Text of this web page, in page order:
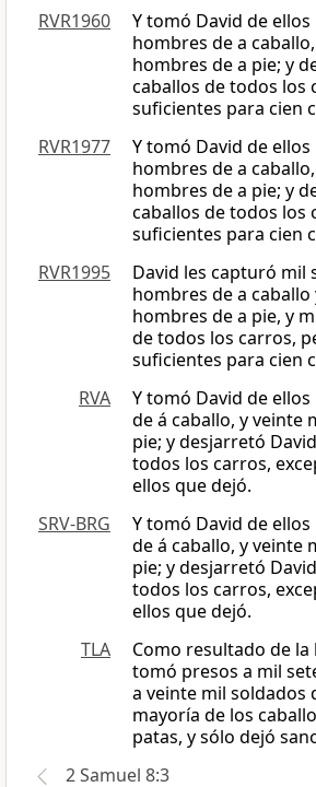
RVR1960
Y tomó David de
hombres de a
hombres de a pie; y
caballos de todos los
suficientes para cien
RVR1977
Y tomó David de
hombres de a
hombres de a pie; y
caballos de todos los
suficientes para cien
RVR1995
David les capturó mil
hombres de a caballo
hombres de a pie, y
de todos los carros,
suficientes para cien
RVA
Y tomó David de
de á caballo, y veinte
pie; y desjarretó
todos los carros,
ellos que dejó.
SRV-BRG
Y tomó David de
de á caballo, y veinte
pie; y desjarretó
todos los carros,
ellos que dejó.
TLA
Como resultado de la
tomó presos a mil
a veinte mil soldados
mayoría de los
patas, y sólo dejó
2 Samuel 8:3